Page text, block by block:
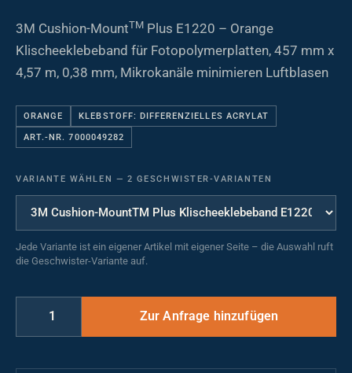
3M Cushion-MountTM Plus E1220 – Orange
Klischeeklebeband für Fotopolymerplatten, 457 mm x
4,57 m, 0,38 mm, Mikrokanäle minimieren Luftblasen
ORANGE KLEBSTOFF: DIFFERENZIELLES ACRYLAT
ART.-NR. 7000049282
VARIANTE WÄHLEN — 2 GESCHWISTER-VARIANTEN
Jede Variante ist ein eigener Artikel mit eigener Seite – die Auswahl ruft
die Geschwister-Variante auf.